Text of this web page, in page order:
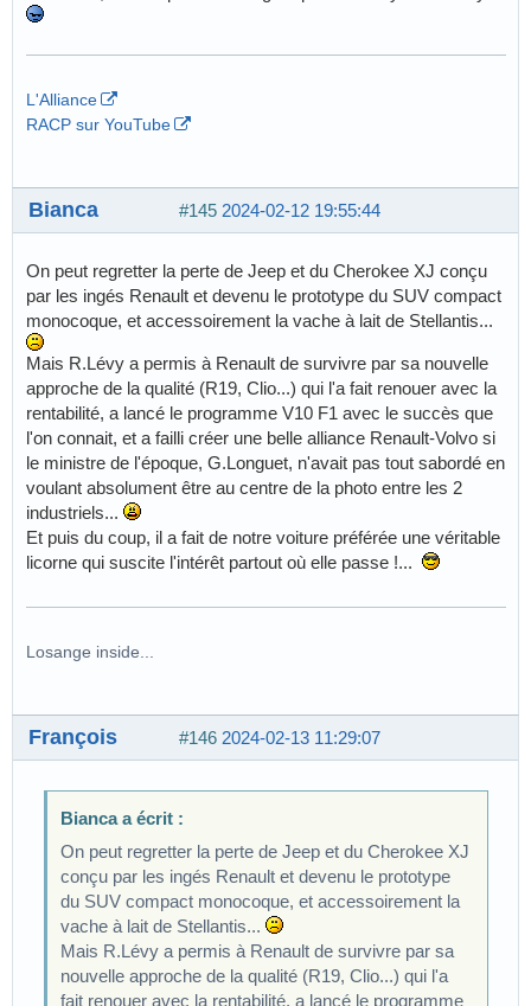
L'Alliance
RACP sur YouTube
#145 2024-02-12 19:55:44
Bianca
On peut regretter la perte de Jeep et du Cherokee XJ conçu
par les ingés Renault et devenu le prototype du SUV compact
monocoque, et accessoirement la vache à lait de Stellantis...
Mais R.Lévy a permis à Renault de survivre par sa nouvelle
approche de la qualité (R19, Clio...) qui l'a fait renouer avec la
rentabilité, a lancé le programme V10 F1 avec le succès que
l'on connait, et a failli créer une belle alliance Renault-Volvo si
le ministre de l'époque, G.Longuet, n'avait pas tout sabordé en
voulant absolument être au centre de la photo entre les 2
industriels...
Et puis du coup, il a fait de notre voiture préférée une véritable
licorne qui suscite l'intérêt partout où elle passe !...
Losange inside...
#146 2024-02-13 11:29:07
François
Bianca a écrit :
On peut regretter la perte de Jeep et du Cherokee XJ
conçu par les ingés Renault et devenu le prototype
du SUV compact monocoque, et accessoirement la
vache à lait de Stellantis...
Mais R.Lévy a permis à Renault de survivre par sa
nouvelle approche de la qualité (R19, Clio...) qui l'a
fait renouer avec la rentabilité, a lancé le programme